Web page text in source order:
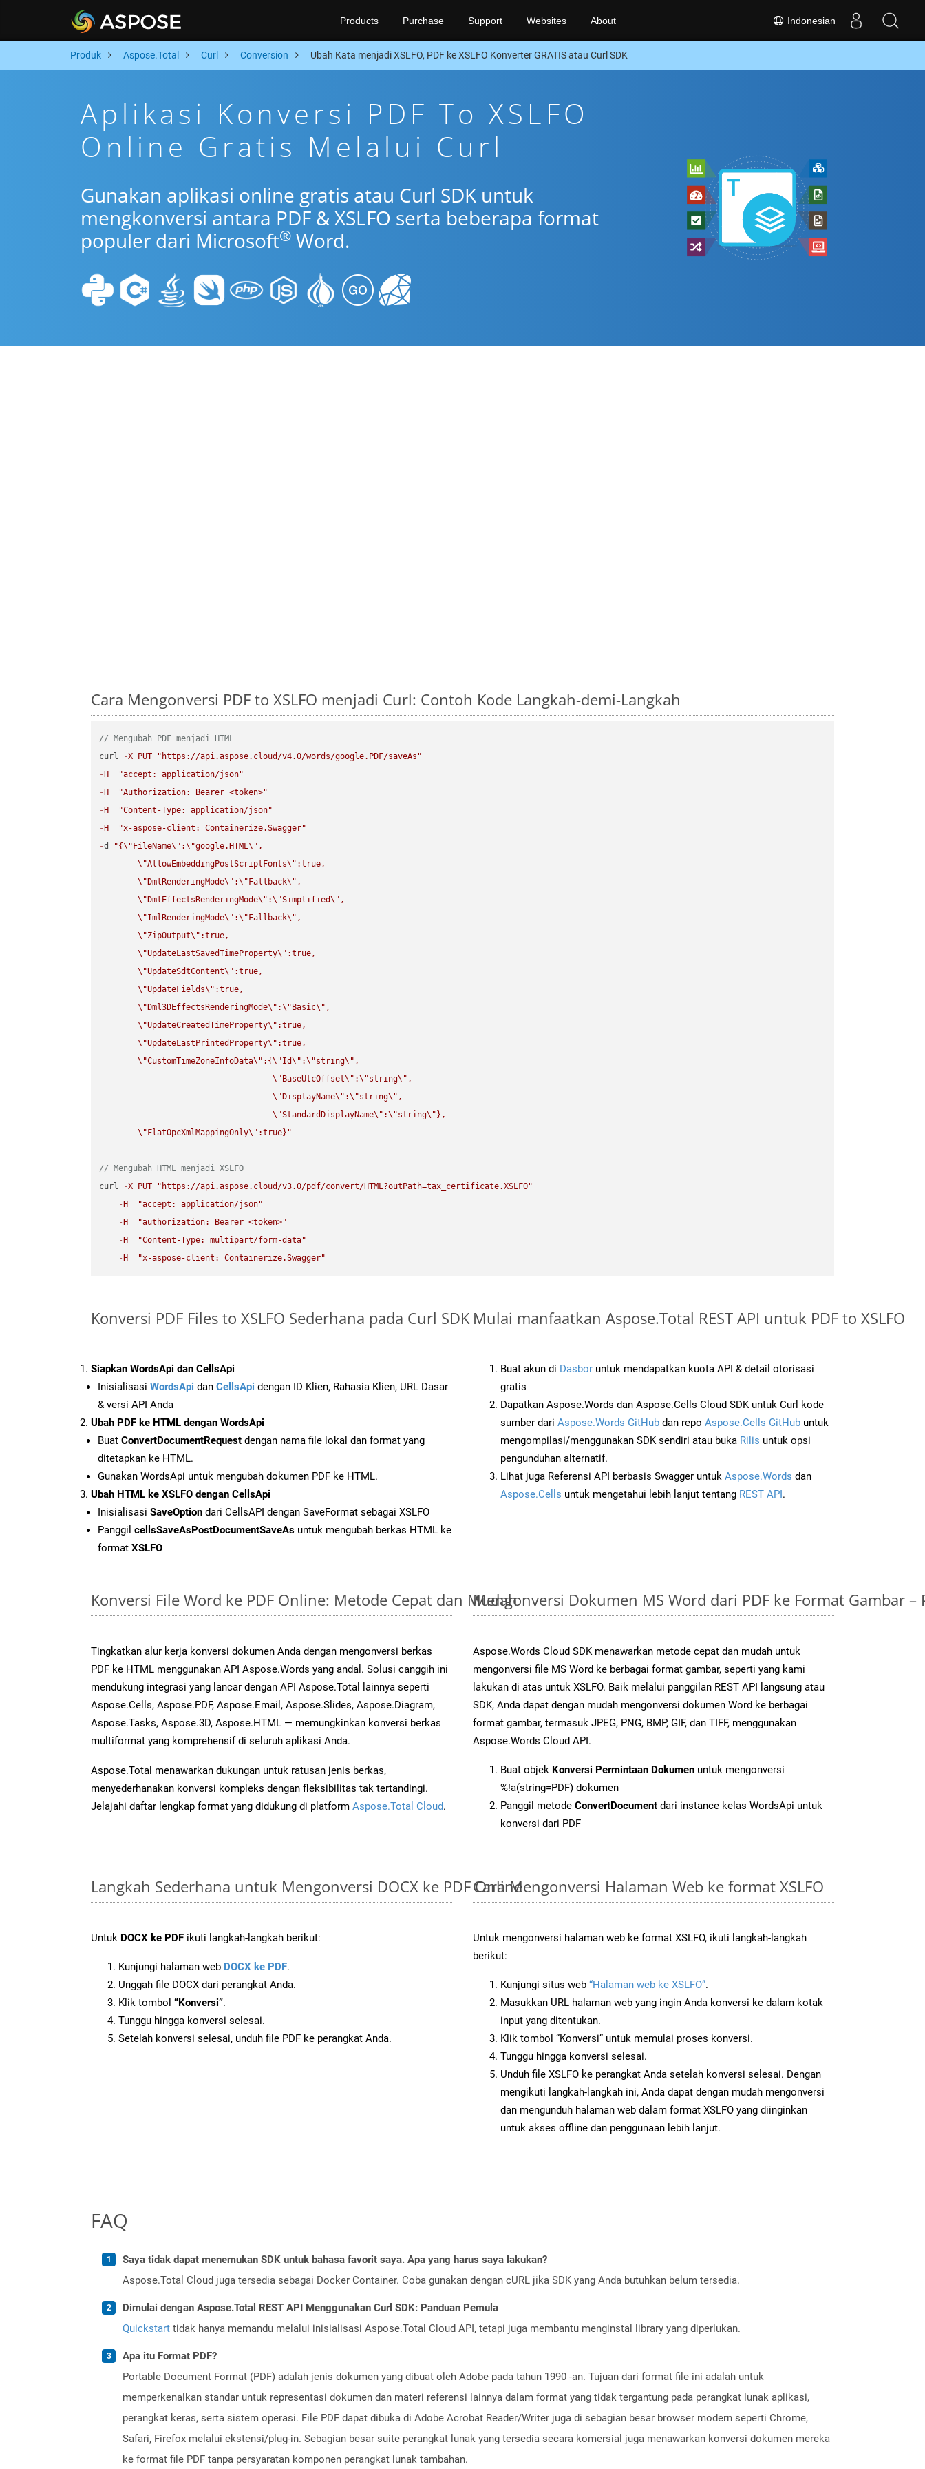
Indonesian
Products Purchase Support Websites About
Produk Aspose.Total Curl Conversion Ubah Kata menjadi XSLFO, PDF ke XSLFO Konverter GRATIS atau Curl SDK
Aplikasi Konversi PDF To XSLFO
Online Gratis Melalui Curl
Gunakan aplikasi online gratis atau Curl SDK untuk
mengkonversi antara PDF & XSLFO serta beberapa format
populer dari Microsoft® Word.
Cara Mengonversi PDF to XSLFO menjadi Curl: Contoh Kode Langkah-demi-Langkah
// Mengubah PDF menjadi HTML
curl
-X PUT
"https://api.aspose.cloud/v4.0/words/google.PDF/saveAs"
- H
"accept: application/json"
- H
"Authorization: Bearer <token>"
- H
"Content-Type: application/json"
- H
"x-aspose-client: Containerize.Swagger"
-d "{\" FileName\" :\"google.HTML\" ,
\"AllowEmbeddingPostScriptFonts\" :true,
\" DmlRenderingMode\" :\" Fallback\" ,
\" DmlEffectsRenderingMode\" :\"Simplified\" ,
\"ImlRenderingMode\" :\" Fallback\" ,
\"ZipOutput\" :true,
\"UpdateLastSavedTimeProperty\" :true,
\"UpdateSdtContent\" :true,
\"UpdateFields\" :true,
\" Dml3DEffectsRenderingMode\" :\" Basic\" ,
\"UpdateCreatedTimeProperty\" :true,
\"UpdateLastPrintedProperty\" :true,
\"CustomTimeZoneInfoData\" :{\"Id\" :\"string\" ,
\" BaseUtcOffset\" :\"string\" ,
\" DisplayName\" :\"string\" ,
\"StandardDisplayName\" :\"string\" },
\" FlatOpcXmlMappingOnly\" :true}"
// Mengubah HTML menjadi XSLFO
curl
-X PUT
"https://api.aspose.cloud/v3.0/pdf/convert/HTML?outPath=tax_certificate.XSLFO"
- H
"accept: application/json"
- H
"authorization: Bearer <token>"
- H
"Content-Type: multipart/form-data"
- H "x-aspose-client: Containerize.Swagger"
Konversi PDF Files to XSLFO Sederhana pada Curl SDK
Siapkan WordsApi dan CellsApi
Inisialisasi WordsApi dan CellsApi dengan ID Klien, Rahasia Klien, URL Dasar
& versi API Anda
Ubah PDF ke HTML dengan WordsApi
Buat ConvertDocumentRequest dengan nama file lokal dan format yang
ditetapkan ke HTML.
Gunakan WordsApi untuk mengubah dokumen PDF ke HTML.
Ubah HTML ke XSLFO dengan CellsApi
Inisialisasi SaveOption dari CellsAPI dengan SaveFormat sebagai XSLFO
Panggil cellsSaveAsPostDocumentSaveAs untuk mengubah berkas HTML ke
format XSLFO
Mulai manfaatkan Aspose.Total REST API untuk PDF to XSLFO
Buat akun di Dasbor untuk mendapatkan kuota API & detail otorisasi
gratis
Dapatkan Aspose.Words dan Aspose.Cells Cloud SDK untuk Curl kode
sumber dari Aspose.Words GitHub dan repo Aspose.Cells GitHub untuk
mengompilasi/menggunakan SDK sendiri atau buka Rilis untuk opsi
pengunduhan alternatif.
Lihat juga Referensi API berbasis Swagger untuk Aspose.Words dan
Aspose.Cells untuk mengetahui lebih lanjut tentang REST API.
Konversi File Word ke PDF Online: Metode Cepat dan Mudah
Tingkatkan alur kerja konversi dokumen Anda dengan mengonversi berkas
PDF ke HTML menggunakan API Aspose.Words yang andal. Solusi canggih ini
mendukung integrasi yang lancar dengan API Aspose.Total lainnya seperti
Aspose.Cells, Aspose.PDF, Aspose.Email, Aspose.Slides, Aspose.Diagram,
Aspose.Tasks, Aspose.3D, Aspose.HTML — memungkinkan konversi berkas
multiformat yang komprehensif di seluruh aplikasi Anda.
Aspose.Total menawarkan dukungan untuk ratusan jenis berkas,
menyederhanakan konversi kompleks dengan fleksibilitas tak tertandingi.
Jelajahi daftar lengkap format yang didukung di platform Aspose.Total Cloud.
Mengonversi Dokumen MS Word dari PDF ke Format Gambar
Aspose.Words Cloud SDK menawarkan metode cepat dan mudah untuk
mengonversi file MS Word ke berbagai format gambar, seperti yang kami
lakukan di atas untuk XSLFO. Baik melalui panggilan REST API langsung atau
SDK, Anda dapat dengan mudah mengonversi dokumen Word ke berbagai
format gambar, termasuk JPEG, PNG, BMP, GIF, dan TIFF, menggunakan
Aspose.Words Cloud API.
Buat objek Konversi Permintaan Dokumen untuk mengonversi
%!a(string=PDF) dokumen
Panggil metode ConvertDocument dari instance kelas WordsApi untuk
konversi dari PDF
Langkah Sederhana untuk Mengonversi DOCX ke PDF Online
Untuk DOCX ke PDF ikuti langkah-langkah berikut:
Kunjungi halaman web DOCX ke PDF.
Unggah file DOCX dari perangkat Anda.
Klik tombol “Konversi”.
Tunggu hingga konversi selesai.
Setelah konversi selesai, unduh file PDF ke perangkat Anda.
Cara Mengonversi Halaman Web ke format XSLFO
Untuk mengonversi halaman web ke format XSLFO, ikuti langkah-langkah
berikut:
Kunjungi situs web “Halaman web ke XSLFO”.
Masukkan URL halaman web yang ingin Anda konversi ke dalam kotak
input yang ditentukan.
Klik tombol “Konversi” untuk memulai proses konversi.
Tunggu hingga konversi selesai.
Unduh file XSLFO ke perangkat Anda setelah konversi selesai. Dengan
mengikuti langkah-langkah ini, Anda dapat dengan mudah mengonversi
dan mengunduh halaman web dalam format XSLFO yang diinginkan
untuk akses offline dan penggunaan lebih lanjut.
FAQ
Saya tidak dapat menemukan SDK untuk bahasa favorit saya. Apa yang harus saya lakukan?
Aspose.Total Cloud juga tersedia sebagai Docker Container. Coba gunakan dengan cURL jika SDK yang Anda butuhkan belum tersedia.
Dimulai dengan Aspose.Total REST API Menggunakan Curl SDK: Panduan Pemula
Quickstart tidak hanya memandu melalui inisialisasi Aspose.Total Cloud API, tetapi juga membantu menginstal library yang diperlukan.
Apa itu Format PDF?
Portable Document Format (PDF) adalah jenis dokumen yang dibuat oleh Adobe pada tahun 1990 -an. Tujuan dari format file ini adalah untuk
memperkenalkan standar untuk representasi dokumen dan materi referensi lainnya dalam format yang tidak tergantung pada perangkat lunak aplikasi,
perangkat keras, serta sistem operasi. File PDF dapat dibuka di Adobe Acrobat Reader/Writer juga di sebagian besar browser modern seperti Chrome,
Safari, Firefox melalui ekstensi/plug-in. Sebagian besar suite perangkat lunak yang tersedia secara komersial juga menawarkan konversi dokumen mereka
ke format file PDF tanpa persyaratan komponen perangkat lunak tambahan.